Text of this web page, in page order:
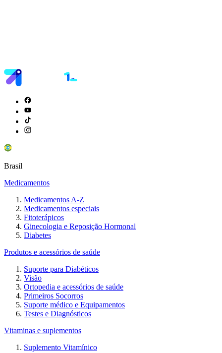
Brasil
Medicamentos
Medicamentos A-Z
Medicamentos especiais
Fitoterápicos
Ginecologia e Reposição Hormonal
Diabetes
Produtos e acessórios de saúde
Suporte para Diabéticos
Visão
Ortopedia e acessórios de saúde
Primeiros Socorros
Suporte médico e Equipamentos
Testes e Diagnósticos
Vitaminas e suplementos
Suplemento Vitamínico